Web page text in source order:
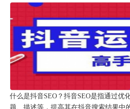
什么是抖音SEO？抖音SEO是指通过优
题、描述等，提高其在抖音搜索结果中